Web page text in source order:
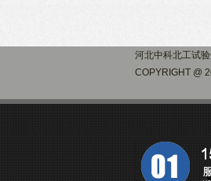
河北中科北工试
COPYRIGHT @